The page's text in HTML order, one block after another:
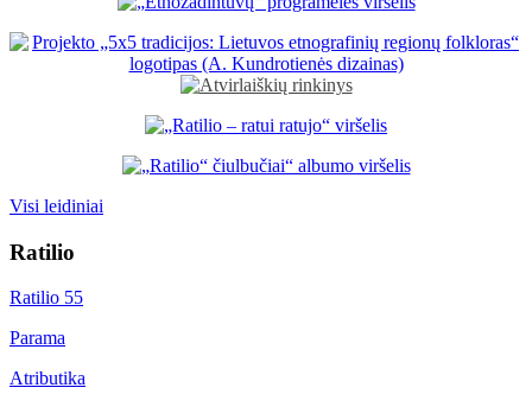
Visi leidiniai
Ratilio
Ratilio 55
Parama
Atributika